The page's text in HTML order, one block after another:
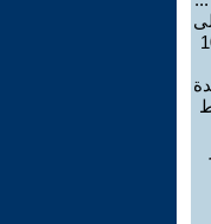
لـ100